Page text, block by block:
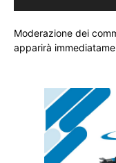
Moderazione dei
apparirà